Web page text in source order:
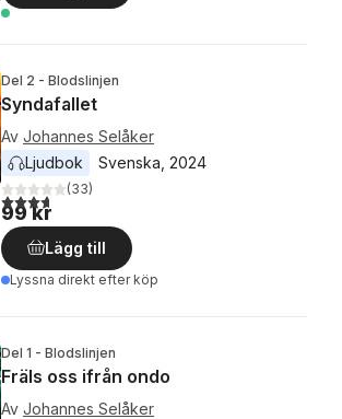
Del 2 - Blodslinjen
Syndafallet
Av Johannes Selåker
Ljudbok
Svenska 2024
3,7utav 5 stjärnor. Totalt antal röster:
(33)
99 kr
Lägg till
Lyssna direkt efter köp
Del 1 - Blodslinjen
Fräls oss ifrån ondo
Av Johannes Selåker